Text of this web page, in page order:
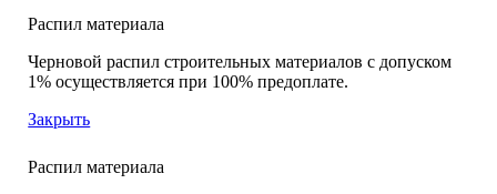
Распил материала
Черновой распил строительных материалов с допуском
1% осуществляется при 100% предоплате.
Закрыть
Распил материала